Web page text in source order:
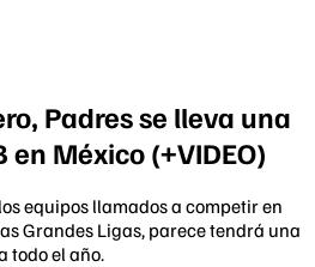
Padres se lleva una
México (+VIDEO)
equipos llamados a competir en
Grandes Ligas, parece tendrá una
todo el año.